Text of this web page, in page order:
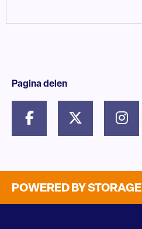
Pagina delen
POWERED BY STORAGE